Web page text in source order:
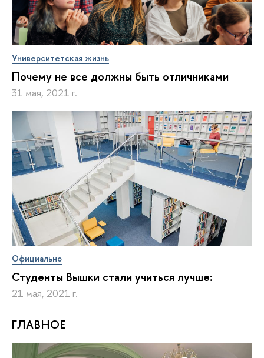
Университетская жизнь
Почему не все должны быть отличниками
31 мая, 2021 г.
Официально
Студенты Вышки стали учиться лучше:
21 мая, 2021 г.
ГЛАВНОЕ